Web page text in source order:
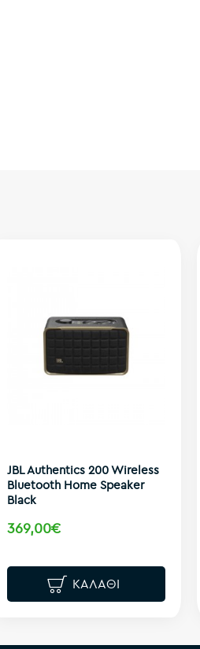
JBL Authentics 200 Wireless
Bluetooth Home Speaker
Black
369,00€
ΚΑΛΆΘΙ